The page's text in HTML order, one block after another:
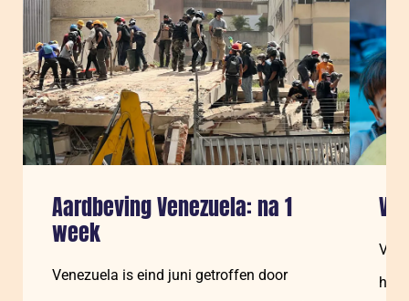
Aardbeving Venezuela: na 1
week
Venezuela is eind juni getroffen door